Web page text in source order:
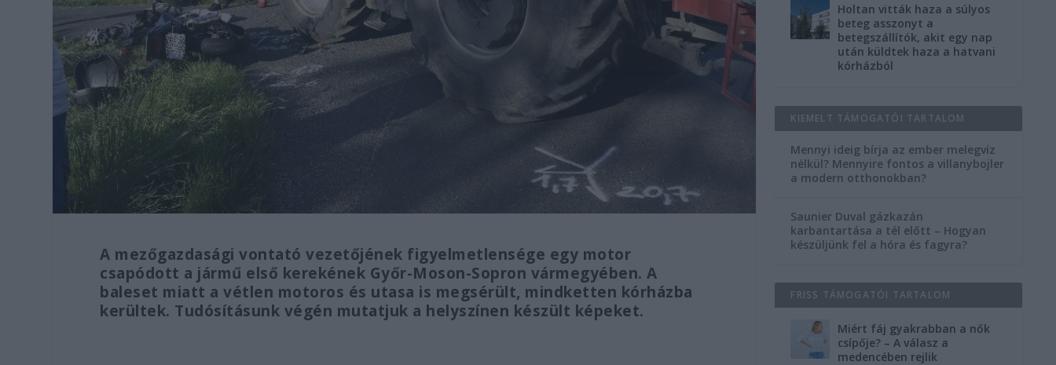
A mezőgazdasági vontató vezetőjének figyelmetlensége egy motor
csapódott a jármű első kerekének Győr-Moson-Sopron vármegyében. A
baleset miatt a vétlen motoros és utasa is megsérült, mindketten kórházba
kerültek. Tudósításunk végén mutatjuk a helyszínen készült képeket.
Holtan vitták haza a súlyos
beteg asszonyt a
betegszállítók, akit egy nap
után küldtek haza a hatvani
kórházból
KIEMELT TÁMOGATÓI TARTALOM
Mennyi ideig bírja az ember melegvíz
nélkül? Mennyire fontos a villanybojler
a modern otthonokban?
Saunier Duval gázkazán
karbantartása a tél előtt – Hogyan
készüljünk fel a hóra és fagyra?
FRISS TÁMOGATÓI TARTALOM
Miért fáj gyakrabban a nők
csípője? – A válasz a
medencében rejlik